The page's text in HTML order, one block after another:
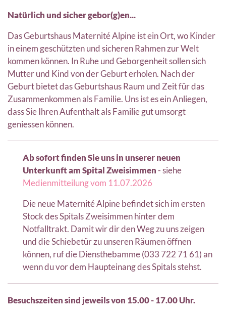
Natürlich und sicher gebor(g)en...
Das Geburtshaus Maternité Alpine ist ein Ort, wo Kinder
in einem geschützten und sicheren Rahmen zur Welt
kommen können. In Ruhe und Geborgenheit sollen sich
Mutter und Kind von der Geburt erholen. Nach der
Geburt bietet das Geburtshaus Raum und Zeit für das
Zusammenkommen als Familie. Uns ist es ein Anliegen,
dass Sie Ihren Aufenthalt als Familie gut umsorgt
geniessen können.
Ab sofort finden Sie uns in unserer neuen
Unterkunft am Spital Zweisimmen- siehe
Medienmitteilung vom 11.07.2026
Die neue Maternité Alpine befindet sich im ersten
Stock des Spitals Zweisimmen hinter dem
Notfalltrakt. Damit wir dir den Weg zu uns zeigen
und die Schiebetür zu unseren Räumen öffnen
können, ruf die Diensthebamme (033 722 71 61) an
wenn du vor dem Haupteinang des Spitals stehst.
Besuchszeiten sind jeweils von 15.00 - 17.00 Uhr.